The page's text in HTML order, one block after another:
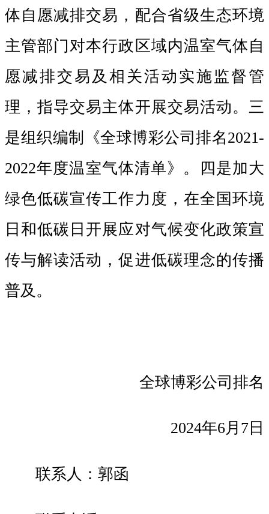
体自愿减排交易，配合省级生态环境
主管部门对本行政区域内温室气体自
愿减排交易及相关活动实施监督管
理，指导交易主体开展交易活动。三
是组织编制《全球博彩公司排名2021-
2022年度温室气体清单》。四是加大
绿色低碳宣传工作力度，在全国环境
日和低碳日开展应对气候变化政策宣
传与解读活动，促进低碳理念的传播
普及。
全球博彩公司排名
2024年6月7日
联系人：郭函